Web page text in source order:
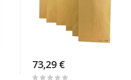
73,29 €
Rating: